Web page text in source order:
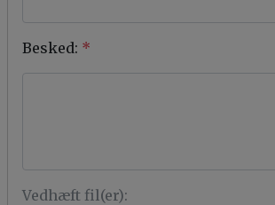
Besked: *
Vedhæft fil(er):